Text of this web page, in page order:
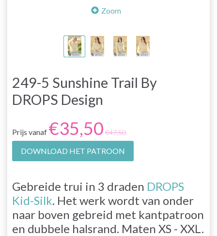
Zoom
249-5 Sunshine Trail By
DROPS Design
Prijs vanaf €35,50 €47,50
DOWNLOAD HET PATROON
Gebreide trui in 3 draden DROPS
Kid-Silk. Het werk wordt van onder
naar boven gebreid met kantpatroon
en dubbele halsrand. Maten XS - XXL.